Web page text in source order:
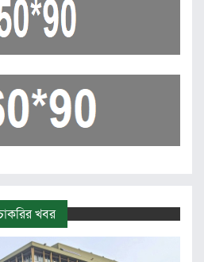
খবর